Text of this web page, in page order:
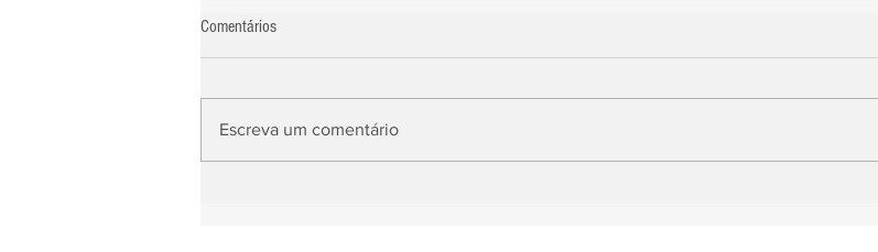
Comentários
Escreva um comentário